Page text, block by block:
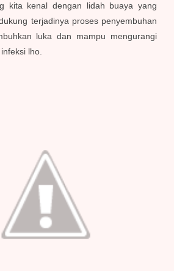
kita kenal dengan lidah buaya yang
terjadinya proses penyembuhan
luka dan mampu mengurangi
lho.